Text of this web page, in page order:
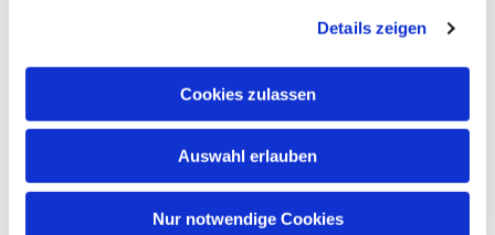
Details zeigen
Cookies zulassen
Auswahl erlauben
Nur notwendige Cookies
interessieren